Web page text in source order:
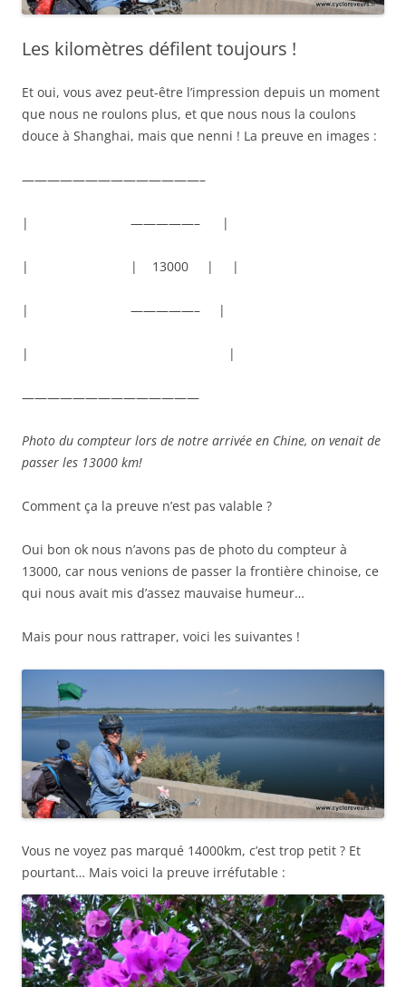
Les kilomètres défilent toujours !
Et oui, vous avez peut-être l’impression depuis un moment
que nous ne roulons plus, et que nous nous la coulons
douce à Shanghai, mais que nenni ! La preuve en images :
——————————————–
| —————– |
| | 13000 | |
| —————– |
| |
——————————————
Photo du compteur lors de notre arrivée en Chine, on venait de
passer les 13000 km!
Comment ça la preuve n’est pas valable ?
Oui bon ok nous n’avons pas de photo du compteur à
13000, car nous venions de passer la frontière chinoise, ce
qui nous avait mis d’assez mauvaise humeur…
Mais pour nous rattraper, voici les suivantes !
Vous ne voyez pas marqué 14000km, c’est trop petit ? Et
pourtant… Mais voici la preuve irréfutable :